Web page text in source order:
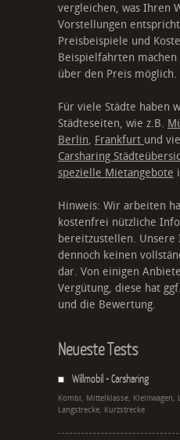
vergleichen, was Ihren
Vorstellungen
Preisbeispiele und
Beispielfahrten machen
über den Preis möglich.
Für viele Städte haben
Städteseiten, wie z.B.
Berlin, Frankfurt und
Carsharing
spezielle Mietangebote
Hinweis: Wir arbeiten
kostenfrei nützliche
bereitzustellen. Unsere
dennoch keinen
dar. Von einigen
Vergütung, diese hat
und die Bewertung.
Neueste Tests
Willmobil - Carsharing
Kombi, Mittelklasse, Kleinwagen,
Langstrecke, Kurzstrecke